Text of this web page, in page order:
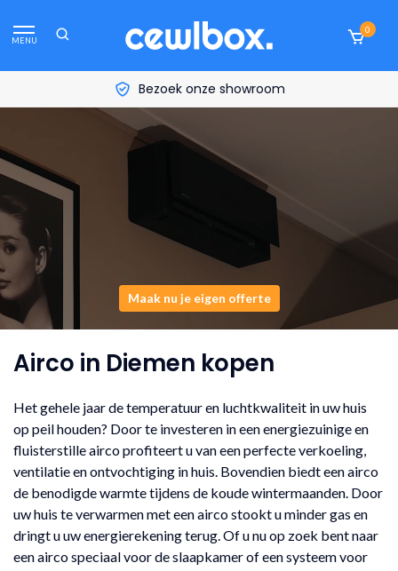
MENU
0
Bezoek onze showroom
Maak nu je eigen offerte
Airco in Diemen kopen
Het gehele jaar de temperatuur en luchtkwaliteit in uw huis
op peil houden? Door te investeren in een energiezuinige en
fluisterstille airco profiteert u van een perfecte verkoeling,
ventilatie en ontvochtiging in huis. Bovendien biedt een airco
de benodigde warmte tijdens de koude wintermaanden. Door
uw huis te verwarmen met een airco stookt u minder gas en
dringt u uw energierekening terug. Of u nu op zoek bent naar
een airco speciaal voor de slaapkamer of een systeem voor